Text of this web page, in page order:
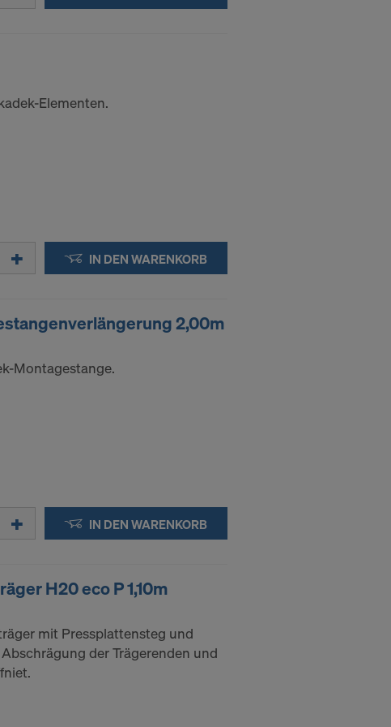
Elementen.
IN DEN WARENKORB
2,00m
Montagestange.
IN DEN WARENKORB
H20 eco P 1,10m
mit Pressplattensteg und
der Trägerenden und
indem
jederzeit
DER
IN DIE